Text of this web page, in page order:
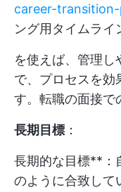
career-
ング用タイムラ
を使えば、管理し
で、プロセスを効
す。転職の面接で
長期目標 ：
長期的な目標**：
のように合致して